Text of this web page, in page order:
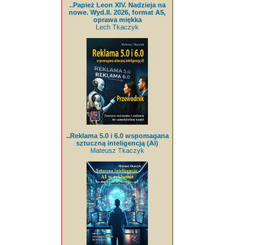
..Papież Leon XIV. Nadzieja na
nowe. Wyd.II. 2026, format A5,
oprawa miękka
Lech Tkaczyk
..Reklama 5.0 i 6.0 wspomagana
sztuczną inteligencją (AI)
Mateusz Tkaczyk